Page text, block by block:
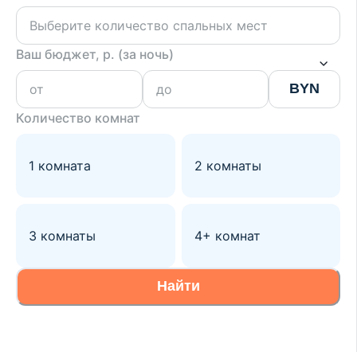
Ваш бюджет, р. (за ночь)
BYN
Количество комнат
1 комната 2 комнаты
3 комнаты 4+ комнат
Найти